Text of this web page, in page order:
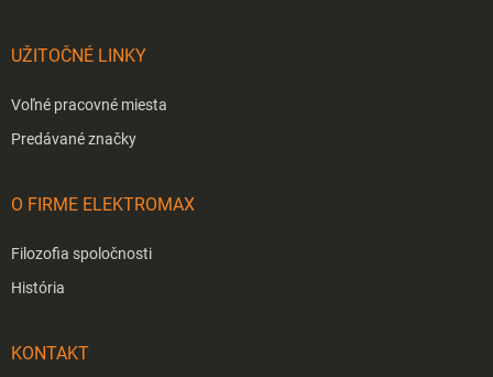
UŽITOČNÉ LINKY
Voľné pracovné miesta
Predávané značky
O FIRME ELEKTROMAX
Filozofia spoločnosti
História
KONTAKT